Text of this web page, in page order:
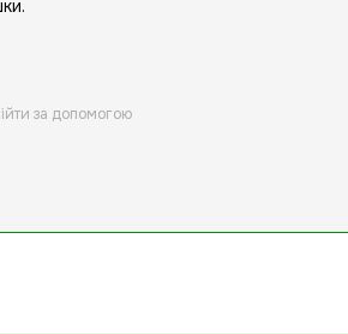
за допомогою